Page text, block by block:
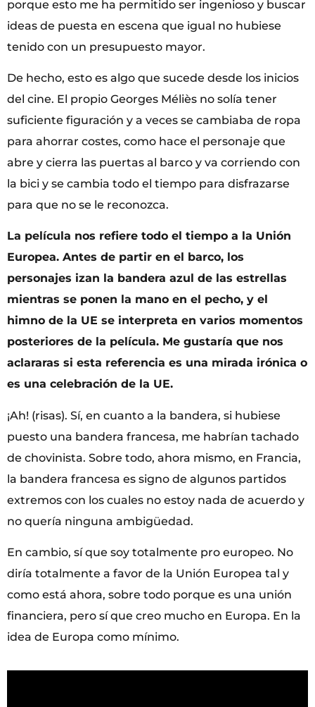
porque esto me ha permitido ser ingenioso y buscar
ideas de puesta en escena que igual no hubiese
tenido con un presupuesto mayor.
De hecho, esto es algo que sucede desde los inicios
del cine. El propio Georges Méliès no solía tener
suficiente figuración y a veces se cambiaba de ropa
para ahorrar costes, como hace el personaje que
abre y cierra las puertas al barco y va corriendo con
la bici y se cambia todo el tiempo para disfrazarse
para que no se le reconozca.
La película nos refiere todo el tiempo a la Unión
Europea. Antes de partir en el barco, los
personajes izan la bandera azul de las estrellas
mientras se ponen la mano en el pecho, y el
himno de la UE se interpreta en varios momentos
posteriores de la película. Me gustaría que nos
aclararas si esta referencia es una mirada irónica o
es una celebración de la UE.
¡Ah! (risas). Sí, en cuanto a la bandera, si hubiese
puesto una bandera francesa, me habrían tachado
de chovinista. Sobre todo, ahora mismo, en Francia,
la bandera francesa es signo de algunos partidos
extremos con los cuales no estoy nada de acuerdo y
no quería ninguna ambigüedad.
En cambio, sí que soy totalmente pro europeo. No
diría totalmente a favor de la Unión Europea tal y
como está ahora, sobre todo porque es una unión
financiera, pero sí que creo mucho en Europa. En la
idea de Europa como mínimo.